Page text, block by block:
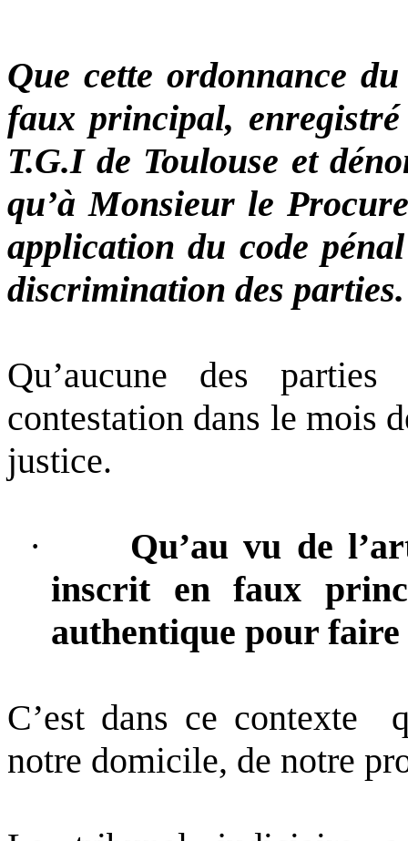
Que cette ordonnance
faux principal,
T.G.I de Toulouse et
qu’à Monsieur le
application du code
discrimination des parties.
Qu’aucune des
contestation dans le mois
justice.
·
Qu’au vu de
inscrit en faux
authentique pour
C’est dans ce contexte
notre domicile, de notre